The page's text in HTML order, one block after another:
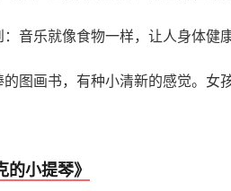
音乐就像食物一样，让人身体健
图画书，有种小清新的感觉。女
小提琴》